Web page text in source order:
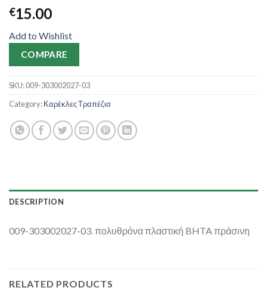
€15.00
Add to Wishlist
COMPARE
SKU:009-303002027-03
Category:Καρέκλες Τραπέζια
DESCRIPTION
009-303002027-03. πολυθρόνα πλαστική BHTA πράσινη
RELATED PRODUCTS